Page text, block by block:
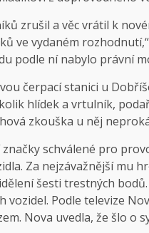
zrušil a věc vrátil k
ve vydaném
podle ní nabylo právní
čerpací stanici u
hlídek a vrtulník,
zkouška u něj
schválené pro
Za nejzávažnější mu
šesti trestných
Podle televize
Nova uvedla, že šlo o